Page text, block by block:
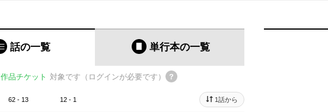
話の一覧 単行本の一覧
作品チケット 対象です（ログインが必要です）
62 - 13 12 - 1 1話から